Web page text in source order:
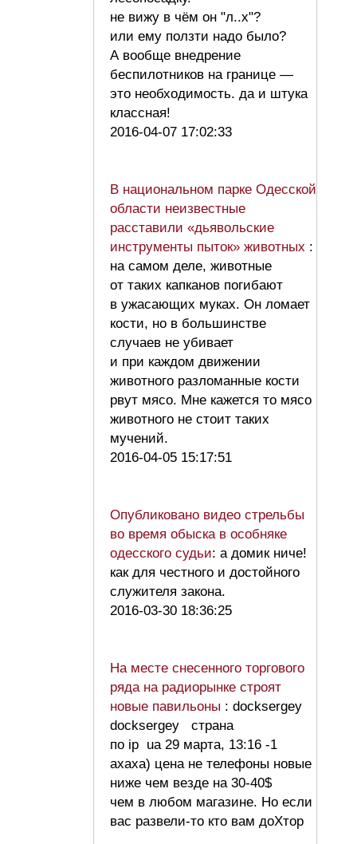
не вижу в чём он "л..х"?
или ему ползти надо было?
А вообще внедрение
беспилотников на границе —
это необходимость. да и штука
классная!
2016-04-07 17:02:33
В национальном парке Одесской
области неизвестные
расставили «дьявольские
инструменты пыток» животных :
на самом деле, животные
от таких капканов погибают
в ужасающих муках. Он ломает
кости, но в большинстве
случаев не убивает
и при каждом движении
животного разломанные кости
рвут мясо. Мне кажется то мясо
животного не стоит таких
мучений.
2016-04-05 15:17:51
Опубликовано видео стрельбы
во время обыска в особняке
одесского судьи: а домик ниче!
как для честного и достойного
служителя закона.
2016-03-30 18:36:25
На месте снесенного торгового
ряда на радиорынке строят
новые павильоны : docksergey
docksergey страна
по ip ua 29 марта, 13:16 -1
ахаха) цена не телефоны новые
ниже чем везде на 30-40$
чем в любом магазине. Но если
вас развели-то кто вам доХтор